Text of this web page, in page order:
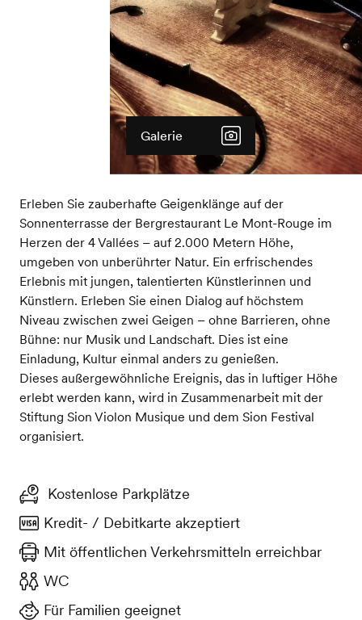
Galerie
Erleben Sie zauberhafte Geigenklänge auf der
Sonnenterrasse der Bergrestaurant Le Mont-Rouge im
Herzen der 4 Vallées – auf 2.000 Metern Höhe,
umgeben von unberührter Natur. Ein erfrischendes
Erlebnis mit jungen, talentierten Künstlerinnen und
Künstlern. Erleben Sie einen Dialog auf höchstem
Niveau zwischen zwei Geigen – ohne Barrieren, ohne
Bühne: nur Musik und Landschaft. Dies ist eine
Einladung, Kultur einmal anders zu genießen.
Dieses außergewöhnliche Ereignis, das in luftiger Höhe
erlebt werden kann, wird in Zusammenarbeit mit der
Stiftung Sion Violon Musique und dem Sion Festival
organisiert.
Kostenlose Parkplätze
Kredit- / Debitkarte akzeptiert
Mit öffentlichen Verkehrsmitteln erreichbar
WC
Für Familien geeignet